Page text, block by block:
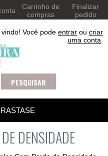
Carrinho de
compras
Finalizar
pedido
Você pode entrar ou criar
uma conta
DENSIDADE